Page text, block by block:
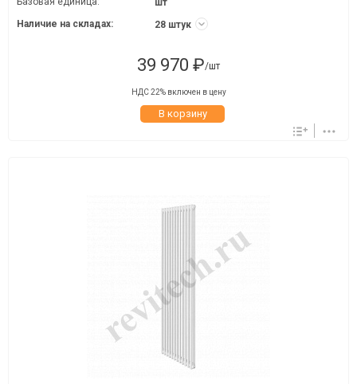
шт
Наличие на складах:
28 штук
39 970 ₽/шт
НДС 22% включен в цену
В корзину